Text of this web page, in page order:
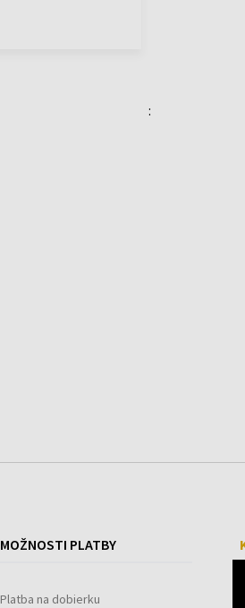
:
MOŽNOSTI PLATBY
Platba na dobierku